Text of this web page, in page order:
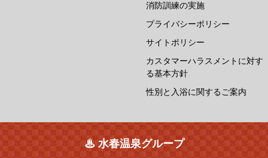
消防訓練の実施
プライバシーポリシー
サイトポリシー
カスタマーハラスメントに対す
る基本方針
性別と入浴に関するご案内
♨ 水春温泉グループ